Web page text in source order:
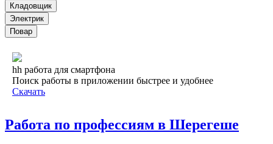
Кладовщик
Электрик
Повар
hh работа для смартфона
Поиск работы в приложении быстрее и удобнее
Скачать
Работа по профессиям в Шерегеше